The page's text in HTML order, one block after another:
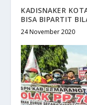
KADISNAKER
BISA BIPARTIT
24 November 2020